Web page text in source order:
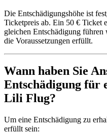
Die Entschädigungshöhe ist
Ticketpreis ab. Ein 50 € Ticket
gleichen Entschädigung
die Voraussetzungen erfüllt.
Wann haben Sie
Entschädigung für
Lili Flug?
Um eine Entschädigung zu
erfüllt sein: